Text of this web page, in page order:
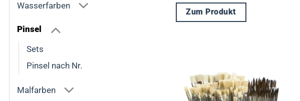
Wasserfarben
Pinsel
Sets
Pinsel nach Nr.
Malfarben
Zum Produkt
Varianten
auf.